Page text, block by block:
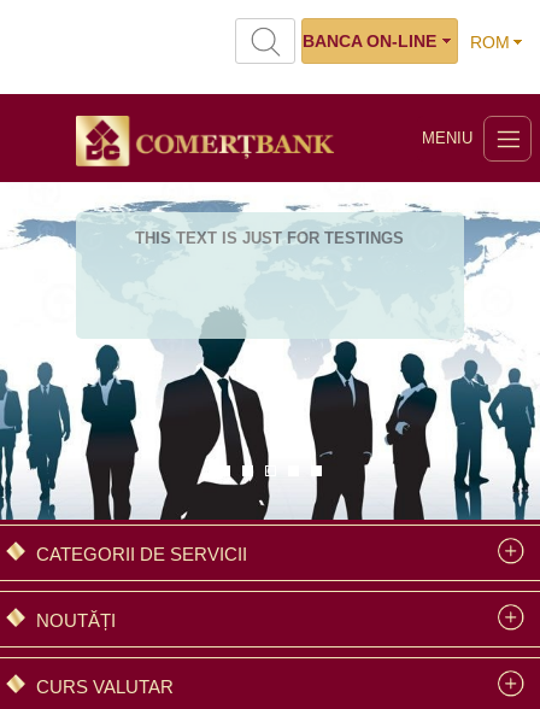
ROM
BANCA ON-LINE
MENIU
THIS TEXT IS JUST FOR TESTINGS
CATEGORII DE SERVICII
NOUTĂȚI
CURS VALUTAR